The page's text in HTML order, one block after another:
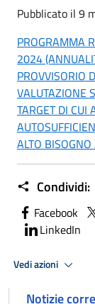
Pubblicato il 9
PROGRAMMA
2024
PROVVISORIO
VALUTAZIONE
TARGET DI
ALTO
Condividi:
Facebook
LinkedIn
Vedi azioni
Notizie